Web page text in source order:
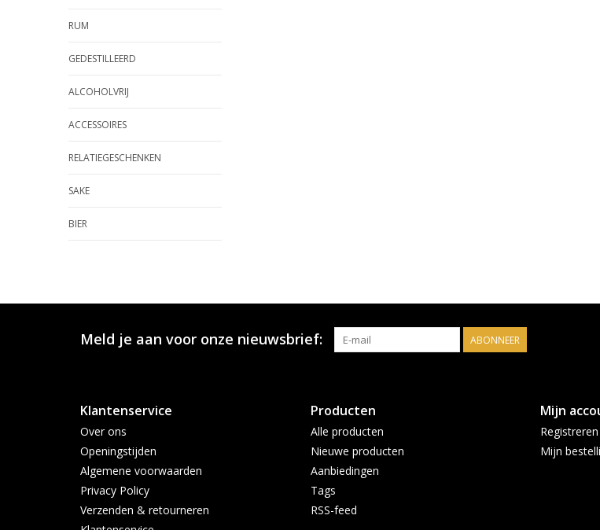
RUM
GEDESTILLEERD
ALCOHOLVRIJ
ACCESSOIRES
RELATIEGESCHENKEN
SAKE
BIER
Meld je aan voor onze nieuwsbrief: ABONNEER
Klantenservice
Over ons
Openingstijden
Algemene voorwaarden
Privacy Policy
Verzenden & retourneren
Producten
Alle producten
Nieuwe producten
Aanbiedingen
Tags
RSS-feed
Mijn
Registreren
Mijn